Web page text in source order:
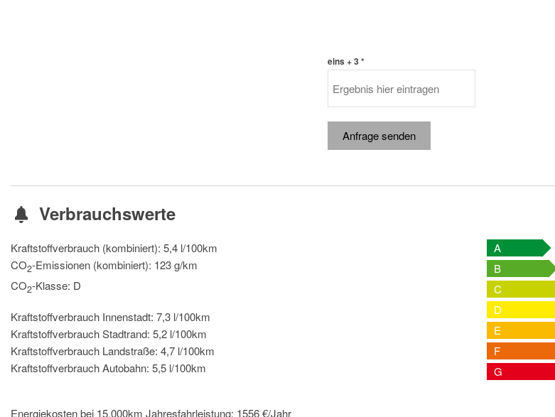
eins + 3 *
Anfrage senden
Verbrauchswerte
Kraftstoffverbrauch (kombiniert): 5,4 l/100km
CO2-Emissionen (kombiniert): 123 g/km
CO2-Klasse: D
Kraftstoffverbrauch Innenstadt: 7,3 l/100km
Kraftstoffverbrauch Stadtrand: 5,2 l/100km
Kraftstoffverbrauch Landstraße: 4,7 l/100km
Kraftstoffverbrauch Autobahn: 5,5 l/100km
A
B
C
D
E
F
G
Energiekosten bei 15.000km Jahresfahrleistung: 1556 €/Jahr